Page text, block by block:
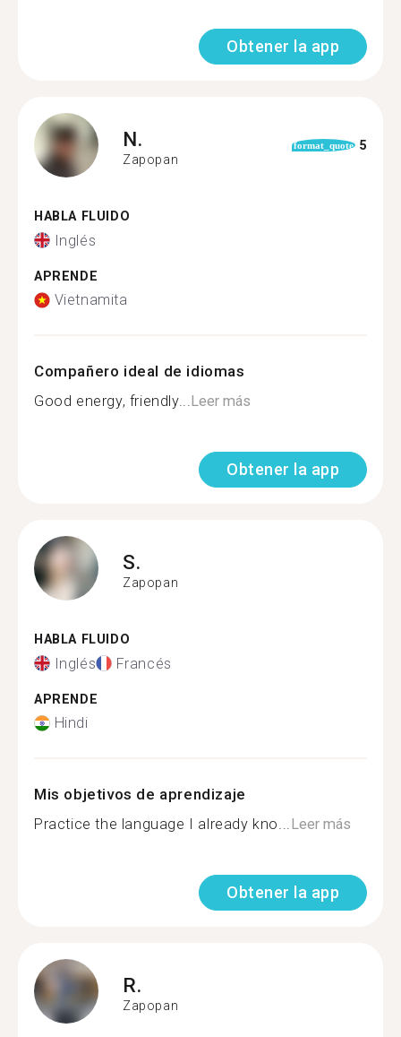
Obtener la app
N.
Zapopan
format_quote 5
HABLA FLUIDO
Inglés
APRENDE
Vietnamita
Compañero ideal de idiomas
Good energy, friendly...Leer más
Obtener la app
S.
Zapopan
HABLA FLUIDO
Inglés Francés
APRENDE
Hindi
Mis objetivos de aprendizaje
Practice the language I already kno...Leer más
Obtener la app
R.
Zapopan